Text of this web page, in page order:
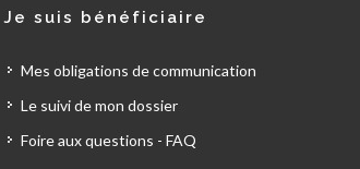
Je suis bénéficiaire
Mes obligations de communication
Le suivi de mon dossier
Foire aux questions - FAQ